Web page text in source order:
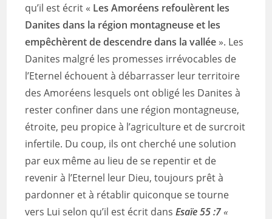
qu’il est écrit « Les Amoréens refoulèrent les
Danites dans la région montagneuse et les
empêchèrent de descendre dans la vallée ». Les
Danites malgré les promesses irrévocables de
l’Eternel échouent à débarrasser leur territoire
des Amoréens lesquels ont obligé les Danites à
rester confiner dans une région montagneuse,
étroite, peu propice à l’agriculture et de surcroit
infertile. Du coup, ils ont cherché une solution
par eux même au lieu de se repentir et de
revenir à l’Eternel leur Dieu, toujours prêt à
pardonner et à rétablir quiconque se tourne
vers Lui selon qu’il est écrit dansEsaïe 55 :7«